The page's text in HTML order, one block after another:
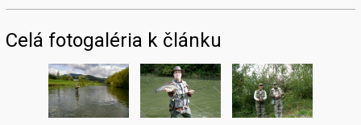
Celá fotogaléria k článku